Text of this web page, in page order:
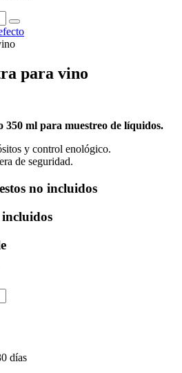
para vino
ml para muestreo de líquidos.
y control enológico.
de seguridad.
no incluidos
días